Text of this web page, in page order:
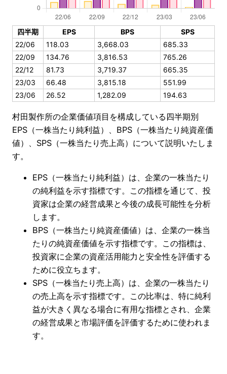
四半期 EPS BPS
SPS
22/06
118.03 3,668.03
685.33
22/09
134.76 3,816.53
765.26
22/12
81.73 3,719.37
665.35
23/03
66.48 3,815.18
551.99
23/06
26.52 1,282.09 194.63
村田製作所の企業価値項目を構成している四半期別
EPS（一株当たり純利益）、BPS（一株当たり純資産価
値）、SPS（一株当たり売上高）について説明いたしま
す。
EPS（一株当たり純利益）は、企業の一株当たり
の純利益を示す指標です。この指標を通じて、投
資家は企業の経営成果と今後の成長可能性を分析
します。
BPS（一株当たり純資産価値）は、企業の一株当
たりの純資産価値を示す指標です。この指標は、
投資家に企業の資産活用能力と安全性を評価する
ために役立ちます。
SPS（一株当たり売上高）は、企業の一株当たり
の売上高を示す指標です。この比率は、特に純利
益が大きく異なる場合に有用な指標とされ、企業
の経営成果と市場評価を評価するために使われま
す。